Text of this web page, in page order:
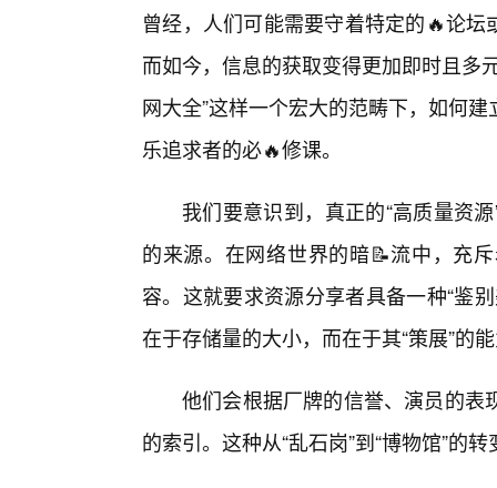
曾经，人们可能需要守着特定的🔥论
而如今，信息的获取变得更加即时且多
网大全”这样一个宏大的范畴下，如何
乐追求者的必🔥修课。
我们要意识到，真正的“高质量资
的来源。在网络世界的暗📝流中，充
容。这就要求资源分享者具备一种“鉴
在于存储量的大小，而在于其“策展”的
他们会根据厂牌的信誉、演员的表
的索引。这种从“乱石岗”到“博物馆”的